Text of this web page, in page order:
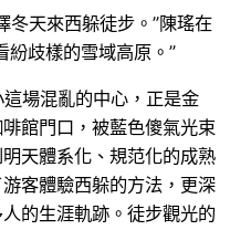
冬天來西躲徒步。”陳瑤在
紛歧樣的雪域高原。”
場混亂的中心，正是金
館門口，被藍色傻氣光束
天體系化、規范化的成熟
客體驗西躲的方法，更深
的生涯軌跡。徒步觀光的